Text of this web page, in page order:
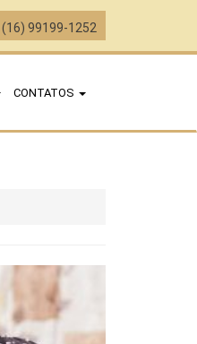
(16) 99199-1252
CONTATOS